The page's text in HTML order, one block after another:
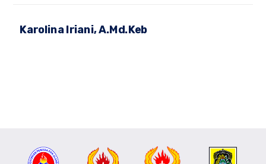
Karolina Iriani, A.Md.Keb